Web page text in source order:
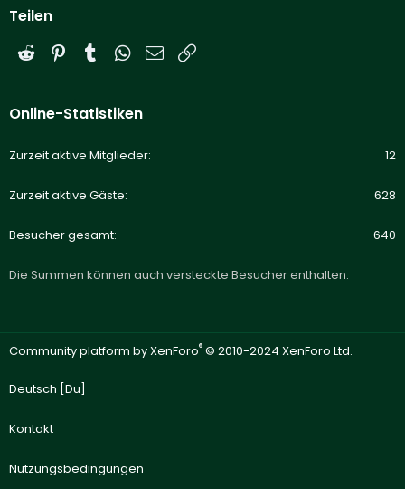
Teilen
Reddit PinterestTumblrWhatsApp
E-Mail
Online-Statistiken
Zurzeit aktive Mitglieder 12
Zurzeit aktive Gäste 628
Besucher gesamt 640
Die Summen können auch versteckte Besucher enthalten.
Community platform by XenForo® © 2010-2024 XenForo Ltd.
Deutsch [Du]
Kontakt
Nutzungsbedingungen